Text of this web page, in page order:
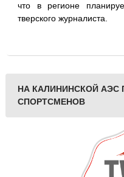
что в регионе
тверского журналиста.
НА КАЛИНИНСКОЙ
СПОРТСМЕНОВ